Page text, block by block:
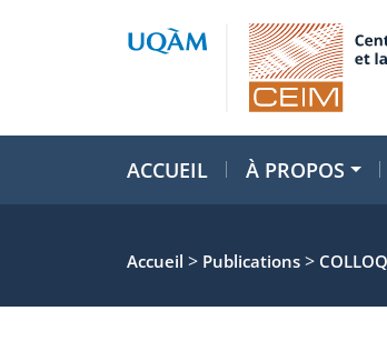
ACCUEIL À PROPOS
Accueil > Publications >